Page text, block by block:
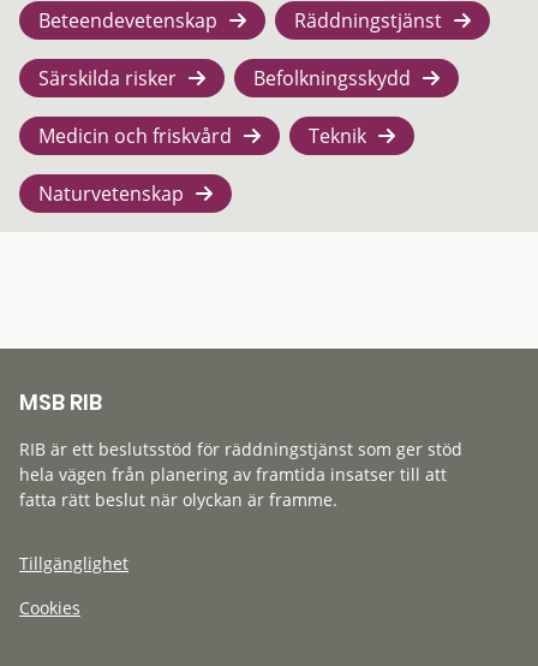
Beteendevetenskap Räddningstjänst
Särskilda risker Befolkningsskydd
Medicin och friskvård Teknik
Naturvetenskap
MSB RIB
RIB är ett beslutsstöd för räddningstjänst som ger stöd
hela vägen från planering av framtida insatser till att
fatta rätt beslut när olyckan är framme.
Tillgänglighet
Cookies